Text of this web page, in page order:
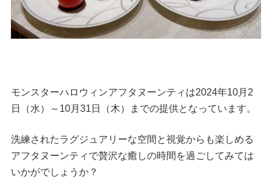
モンスターハロウィンアフタヌーンティは2024年10月2
日（水）～10月31日（木）までの提供となっています。
洗練されたラグジュアリーな空間と視覚からも楽しめる
アフタヌーンティで贅沢な癒しの時間を過ごしてみては
いかがでしょうか？